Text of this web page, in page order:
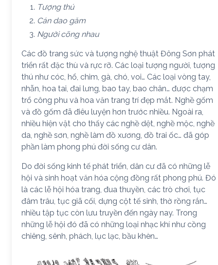
Tượng thú
Cán dao găm
Người cõng nhau
Các đồ trang sức và tượng nghệ thuật Đông Sơn phát
triển rất đặc thù và rực rỡ. Các loại tượng người, tượng
thú như cóc, hổ, chim, gà, chó, voi… Các loại vòng tay,
nhẫn, hoa tai, đai lưng, bao tay, bao chân… được chạm
trổ công phu và hoa văn trang trí đẹp mắt. Nghề gốm
và đồ gốm đã điêu luyện hơn trước nhiều. Ngoài ra,
nhiều hiện vật cho thấy các nghề dệt, nghề mộc, nghề
da, nghề sơn, nghề làm đồ xương, đồ trai ốc… đã góp
phần làm phong phú đời sống cư dân.
Do đời sống kinh tế phát triển, dân cư đã có những lễ
hội và sinh hoạt văn hóa cộng đồng rất phong phú. Đó
là các lễ hội hóa trang, đua thuyền, các trò chơi, tục
đâm trâu, tục giã cối, dựng cột tế sinh, thờ rồng rắn…
nhiều tập tục còn lưu truyền đến ngày nay. Trong
những lễ hội đó đã có những loại nhạc khí như cồng
chiêng, sênh, phách, lục lạc, bầu khèn…